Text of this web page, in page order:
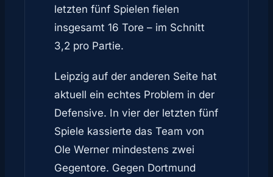
letzten fünf Spielen fielen
insgesamt 16 Tore – im Schnitt
3,2 pro Partie.
Leipzig auf der anderen Seite hat
aktuell ein echtes Problem in der
Defensive. In vier der letzten fünf
Spiele kassierte das Team von
Ole Werner mindestens zwei
Gegentore. Gegen Dortmund